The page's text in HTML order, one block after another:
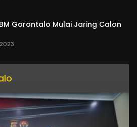
Gorontalo Mulai Jaring Calon